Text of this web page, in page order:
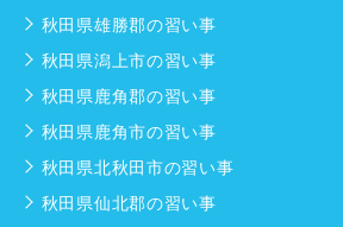
秋田県雄勝郡の習い事
秋田県潟上市の習い事
秋田県鹿角郡の習い事
秋田県鹿角市の習い事
秋田県北秋田市の習い事
秋田県仙北郡の習い事